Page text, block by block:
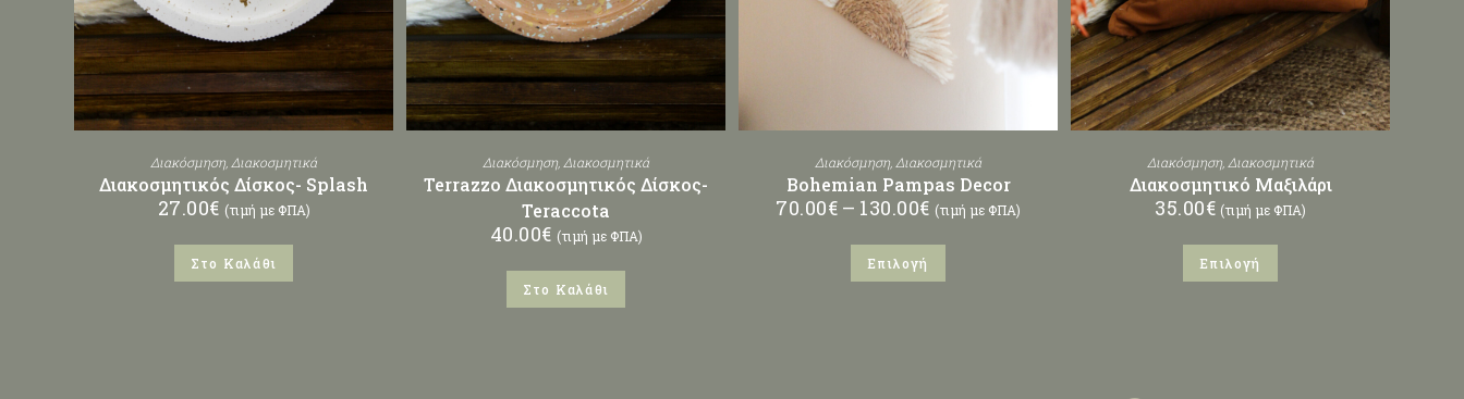
Διακόσμηση,Διακοσμητικά
Διακοσμητικός Δίσκος- Splash
27.00€ (τιμή με ΦΠΑ)
Στο Καλάθι
Διακόσμηση,Διακοσμητικά
Terrazzo Διακοσμητικός Δίσκος-
Teraccota
40.00€ (τιμή με ΦΠΑ)
Στο Καλάθι
Διακόσμηση,Διακοσμητικά
Bohemian Pampas Decor
70.00€ – 130.00€ (τιμή με ΦΠΑ)
Επιλογή
Διακόσμηση,Διακοσμητικά
Διακοσμητικό Μαξιλάρι
35.00€ (τιμή με ΦΠΑ)
Επιλογή